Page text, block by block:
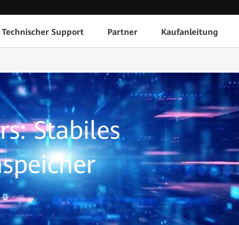
Technischer Support Partner Kaufanleitung
Stabiles